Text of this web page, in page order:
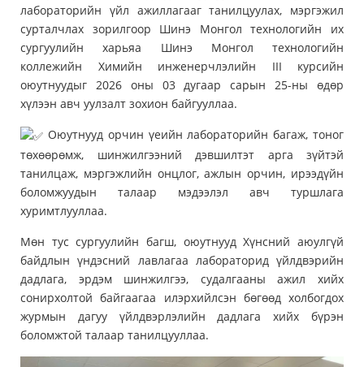
лабораторийн үйл ажиллагааг танилцуулах, мэргэжил
сурталчлах зорилгоор Шинэ Монгол технологийн их
сургуулийн харьяа Шинэ Монгол технологийн
коллежийн Химийн инженерчлэлийн III курсийн
оюутнуудыг 2026 оны 03 дугаар сарын 25-ны өдөр
хүлээн авч уулзалт зохион байгууллаа.
Оюутнууд орчин үеийн лабораторийн багаж, тоног
төхөөрөмж, шинжилгээний дэвшилтэт арга зүйтэй
танилцаж, мэргэжлийн онцлог, ажлын орчин, ирээдүйн
боломжуудын талаар мэдээлэл авч туршлага
хуримтлууллаа.
Мөн тус сургуулийн багш, оюутнууд Хүнсний аюулгүй
байдлын үндэсний лавлагаа лабораторид үйлдвэрийн
дадлага, эрдэм шинжилгээ, судалгааны ажил хийх
сонирхолтой байгаагаа илэрхийлсэн бөгөөд холбогдох
журмын дагуу үйлдвэрлэлийн дадлага хийх бүрэн
боломжтой талаар танилцууллаа.